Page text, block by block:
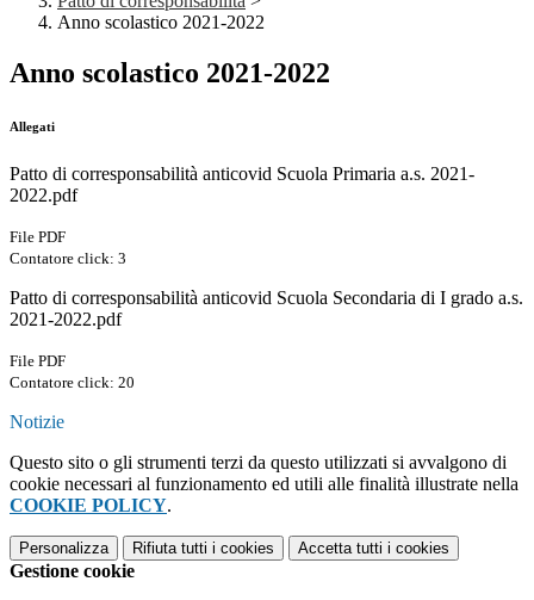
Anno scolastico 2021-2022
Anno scolastico 2021-2022
Allegati
Patto di corresponsabilità anticovid Scuola Primaria a.s. 2021-
2022.pdf
File PDF
Contatore click: 3
Patto di corresponsabilità anticovid Scuola Secondaria di I grado a.s.
2021-2022.pdf
File PDF
Contatore click: 20
Notizie
Questo sito o gli strumenti terzi da questo utilizzati si avvalgono di
cookie necessari al funzionamento ed utili alle finalità illustrate nella
COOKIE POLICY.
Personalizza Rifiuta tutti i cookies Accetta tutti i cookies
Gestione cookie